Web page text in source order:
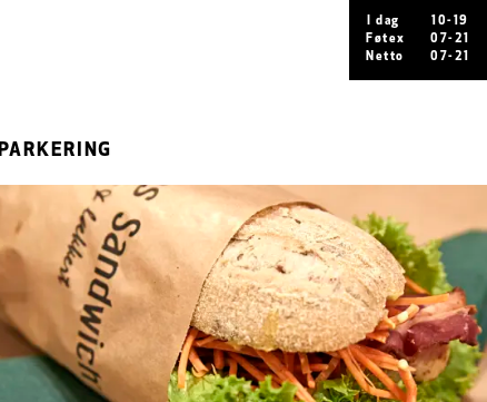
I dag
10-19
Føtex
07-21
Netto
07-21
PARKERING